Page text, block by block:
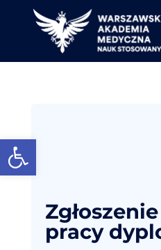
pracy
Otwórz pasek narzędzi